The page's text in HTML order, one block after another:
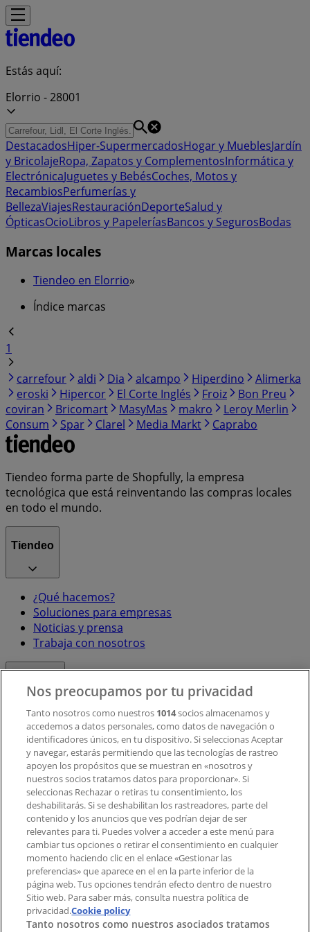
Estás aquí:
Elorrio - 28001
DestacadosHiper-SupermercadosHogar y MueblesJardín
y BricolajeRopa, Zapatos y ComplementosInformática y
ElectrónicaJuguetes y BebésCoches, Motos y
RecambiosPerfumerías y
BellezaViajesRestauraciónDeporteSalud y
ÓpticasOcioLibros y PapeleríasBancos y SegurosBodas
Marcas locales
Tiendeo en Elorrio»
Índice marcas
1
carrefour
aldi Dia alcampo Hiperdino
Alimerka
eroski
Hipercor El Corte Inglés Froiz
Bon Preu
coviran
Bricomart MasyMas makro
Leroy Merlin
Consum
Spar Clarel Media Markt Caprabo
Tiendeo forma parte de Shopfully, la empresa
tecnológica que está reinventando las compras locales
en todo el mundo.
Tiendeo
¿Qué hacemos?
Soluciones para empresas
Noticias y prensa
Trabaja con nosotros
Contacto comercial y de marketing
Tienda mal colocada en el mapa
Notificar un folleto
¿Encontraste un problema en la web o en la
aplicación?
Índices
Marcas
Marcas locales
Negocios
Negocios cercanos
Nos preocupamos por tu privacidad
Tanto nosotros como nuestros 1014socios almacenamos y
accedemos a datos personales, como datos de navegación o
identificadores únicos, en tu dispositivo. Si seleccionas Aceptar
y navegar, estarás permitiendo que las tecnologías de rastreo
apoyen los propósitos que se muestran en «nosotros y
nuestros socios tratamos datos para proporcionar». Si
seleccionas Rechazar o retiras tu consentimiento, los
deshabilitarás. Si se deshabilitan los rastreadores, parte del
contenido y los anuncios que ves podrían dejar de ser
relevantes para ti. Puedes volver a acceder a este menú para
cambiar tus opciones o retirar el consentimiento en cualquier
momento haciendo clic en el enlace «Gestionar las
preferencias» que aparece en el en la parte inferior de la
página web. Tus opciones tendrán efecto dentro de nuestro
Sitio web. Para saber más, consulta nuestra política de
privacidad.Cookie policy
Tanto nosotros como nuestros asociados tratamos